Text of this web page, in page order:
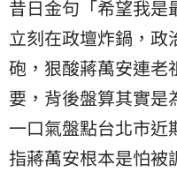
昔日金句「希望我是
立刻在政壇炸鍋，政
砲，狠酸蔣萬安連老
要，背後盤算其實是
一口氣盤點台北市近
指蔣萬安根本是怕被